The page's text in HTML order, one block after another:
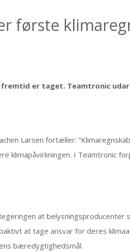
første
er taget. Teamtronic
Larsen fortæller: “
klimapåvirkningen. I Teamtronic
at
at tage ansvar for deres
bæredygtighedsmål.